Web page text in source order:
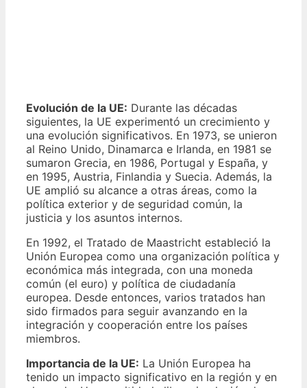
Evolución de la UE: Durante las décadas
siguientes, la UE experimentó un crecimiento y
una evolución significativos. En 1973, se unieron
al Reino Unido, Dinamarca e Irlanda, en 1981 se
sumaron Grecia, en 1986, Portugal y España, y
en 1995, Austria, Finlandia y Suecia. Además, la
UE amplió su alcance a otras áreas, como la
política exterior y de seguridad común, la
justicia y los asuntos internos.
En 1992, el Tratado de Maastricht estableció la
Unión Europea como una organización política y
económica más integrada, con una moneda
común (el euro) y política de ciudadanía
europea. Desde entonces, varios tratados han
sido firmados para seguir avanzando en la
integración y cooperación entre los países
miembros.
Importancia de la UE: La Unión Europea ha
tenido un impacto significativo en la región y en